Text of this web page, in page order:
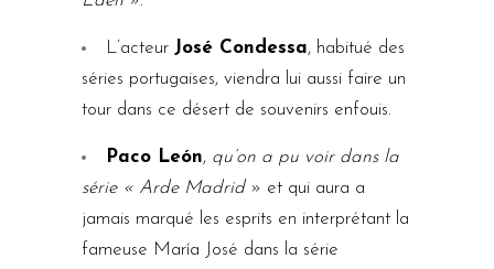
L’acteur José Condessa, habitué des
séries portugaises, viendra lui aussi faire un
tour dans ce désert de souvenirs enfouis.
Paco León, qu’on a pu voir dans la
série « Arde Madrid » et qui aura a
jamais marqué les esprits en interprétant la
fameuse María José dans la série